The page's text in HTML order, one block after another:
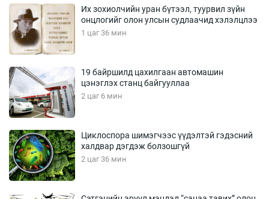
Их зохиолчийн уран бүтээл, туурвил зүйн
онцлогийг олон улсын судлаачид хэлэлцлээ
1 цаг 36 мин
19 байршилд цахилгаан автомашин
цэнэглэх станц байгууллаа
2 цаг 6 мин
Циклоспора шимэгчээс үүдэлтэй гэдэсний
халдвар дэгдэж болзошгүй
2 цаг 36 мин